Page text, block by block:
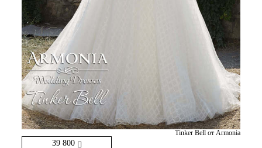
39 800
Tinker Bell от Armonia